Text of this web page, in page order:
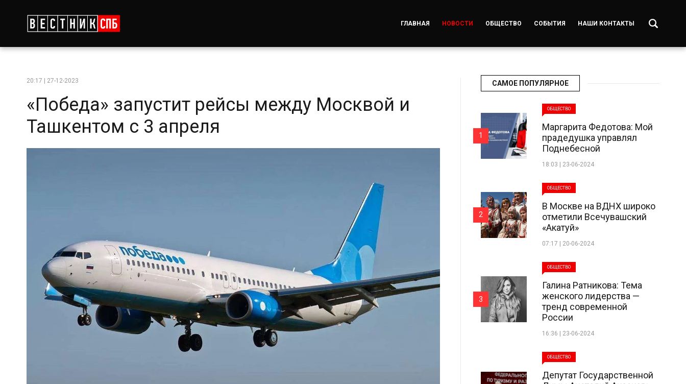
ГЛАВНАЯ НОВОСТИ ОБЩЕСТВО СОБЫТИЯ НАШИ КОНТАКТЫ
20:17 | 27-12-2023
«Победа» запустит рейсы между Москвой и
Ташкентом с 3 апреля
САМОЕ ПОПУЛЯРНОЕ
ОБЩЕСТВО
Маргарита Федотова: Мой
прадедушка управлял
Поднебесной
18:03 | 23-06-2024
1
ОБЩЕСТВО
В Москве на ВДНХ широко
отметили Всечувашский
«Акатуй»
07:17 | 20-06-2024
2
ОБЩЕСТВО
Галина Ратникова: Тема
женского лидерства —
тренд современной
России
16:36 | 23-06-2024
3
ОБЩЕСТВО
Депутат Государственной